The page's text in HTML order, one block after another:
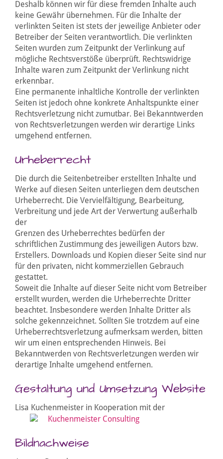
Deshalb können wir für diese fremden Inhalte auch
keine Gewähr übernehmen. Für die Inhalte der
verlinkten Seiten ist stets der jeweilige Anbieter oder
Betreiber der Seiten verantwortlich. Die verlinkten
Seiten wurden zum Zeitpunkt der Verlinkung auf
mögliche Rechtsverstöße überprüft. Rechtswidrige
Inhalte waren zum Zeitpunkt der Verlinkung nicht
erkennbar.
Eine permanente inhaltliche Kontrolle der verlinkten
Seiten ist jedoch ohne konkrete Anhaltspunkte einer
Rechtsverletzung nicht zumutbar. Bei Bekanntwerden
von Rechtsverletzungen werden wir derartige Links
umgehend entfernen.
Urheberrecht
Die durch die Seitenbetreiber erstellten Inhalte und
Werke auf diesen Seiten unterliegen dem deutschen
Urheberrecht. Die Vervielfältigung, Bearbeitung,
Verbreitung und jede Art der Verwertung außerhalb
der
Grenzen des Urheberrechtes bedürfen der
schriftlichen Zustimmung des jeweiligen Autors bzw.
Erstellers. Downloads und Kopien dieser Seite sind nur
für den privaten, nicht kommerziellen Gebrauch
gestattet.
Soweit die Inhalte auf dieser Seite nicht vom Betreiber
erstellt wurden, werden die Urheberrechte Dritter
beachtet. Insbesondere werden Inhalte Dritter als
solche gekennzeichnet. Sollten Sie trotzdem auf eine
Urheberrechtsverletzung aufmerksam werden, bitten
wir um einen entsprechenden Hinweis. Bei
Bekanntwerden von Rechtsverletzungen werden wir
derartige Inhalte umgehend entfernen.
Gestaltung und Umsetzung Website
Lisa Kuchenmeister in Kooperation mit der
Bildnachweise